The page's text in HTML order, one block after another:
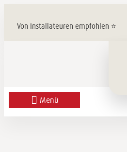
Von Installateuren empfohlen ⭐